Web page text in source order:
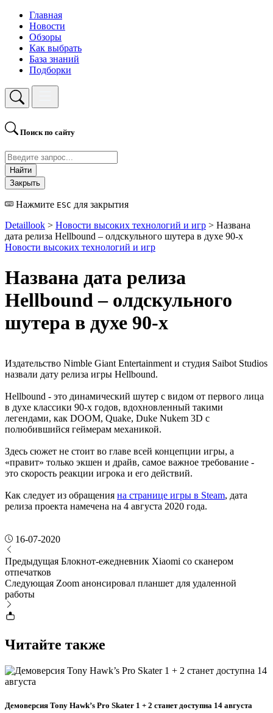
Главная
Новости
Обзоры
Как выбрать
База знаний
Подборки
Поиск по сайту
Найти
Закрыть
Нажмите ESC для закрытия
Detaillook > Новости высоких технологий и игр > Названа
дата релиза Hellbound – олдскульного шутера в духе 90-х
Новости высоких технологий и игр
Названа дата релиза
Hellbound – олдскульного
шутера в духе 90-х
Издательство Nimble Giant Entertainment и студия Saibot Studios
назвали дату релиза игры Hellbound.
Hellbound - это динамический шутер с видом от первого лица
в духе классики 90-х годов, вдохновленный такими
легендами, как DOOM, Quake, Duke Nukem 3D с
полюбившийся геймерам механикой.
Здесь сюжет не стоит во главе всей концепции игры, а
«правит» только экшен и драйв, самое важное требование -
это скорость реакции игрока и его действий.
Как следует из обращения на странице игры в Steam, дата
релиза проекта намечена на 4 августа 2020 года.
16-07-2020
Предыдущая Блокнот-ежедневник Xiaomi со сканером
отпечатков
Следующая Zoom анонсировал планшет для удаленной
работы
Читайте также
Демоверсия Tony Hawk’s Pro Skater 1 + 2 станет доступна 14 августа